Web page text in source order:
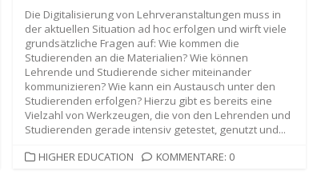
Die Digitalisierung von Lehrveranstaltungen muss in
der aktuellen Situation ad hoc erfolgen und wirft viele
grundsätzliche Fragen auf: Wie kommen die
Studierenden an die Materialien? Wie können
Lehrende und Studierende sicher miteinander
kommunizieren? Wie kann ein Austausch unter den
Studierenden erfolgen? Hierzu gibt es bereits eine
Vielzahl von Werkzeugen, die von den Lehrenden und
Studierenden gerade intensiv getestet, genutzt und...
KATEGORIEN
HIGHER EDUCATION KOMMENTARE: 0